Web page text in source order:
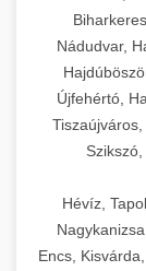
Nádudvar,
Újfehértó,
Tiszaújváros,
Hévíz,
Encs,